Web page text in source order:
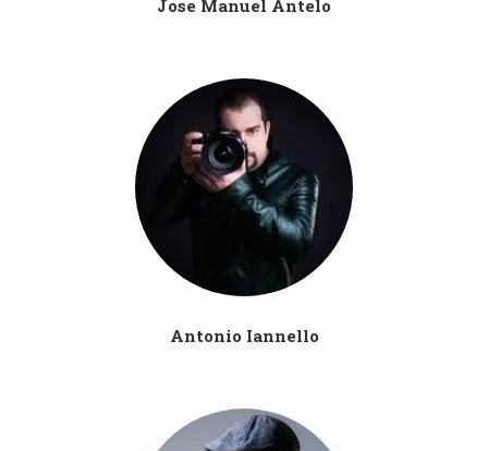
Jose Manuel Antelo
Antonio Iannello